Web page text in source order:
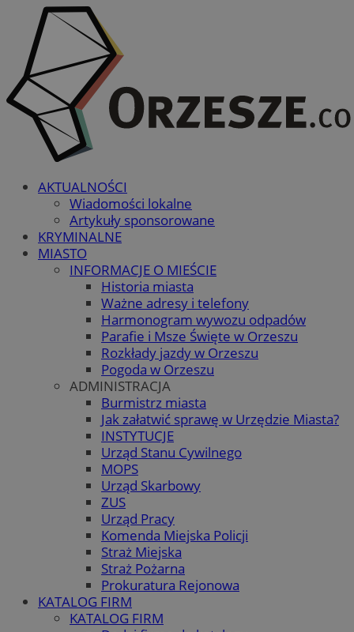
AKTUALNOŚCI
Wiadomości lokalne
Artykuły sponsorowane
KRYMINALNE
MIASTO
INFORMACJE O MIEŚCIE
Historia miasta
Ważne adresy i telefony
Harmonogram wywozu odpadów
Parafie i Msze Święte w Orzeszu
Rozkłady jazdy w Orzeszu
Pogoda w Orzeszu
ADMINISTRACJA
Burmistrz miasta
Jak załatwić sprawę w Urzędzie Miasta?
INSTYTUCJE
Urząd Stanu Cywilnego
MOPS
Urząd Skarbowy
ZUS
Urząd Pracy
Komenda Miejska Policji
Straż Miejska
Straż Pożarna
Prokuratura Rejonowa
KATALOG FIRM
KATALOG FIRM